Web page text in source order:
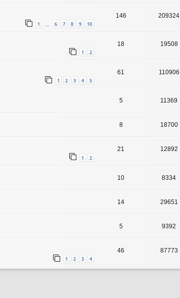
1 … 6 7 8 9 10
146 209324
1 2
18 19508
1 2 3 4 5
61 110906
5 11369
8 18700
1 2
21 12892
10 8334
14 29651
5 9392
1 2 3 4
46 87773